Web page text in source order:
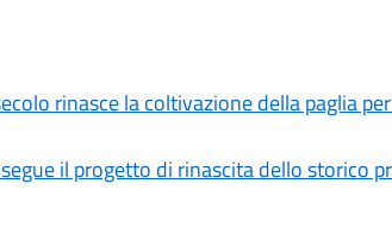
rinasce la coltivazione della paglia
il progetto di rinascita dello storico